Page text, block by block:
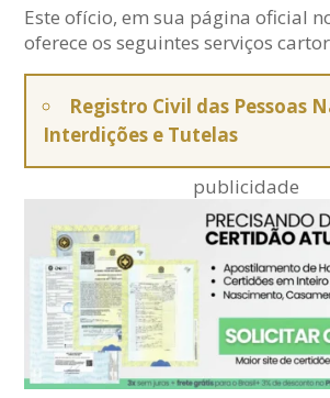
Este ofício, em sua página oficial
oferece os seguintes serviços
Registro Civil das Pessoas
Interdições e Tutelas
publicidade